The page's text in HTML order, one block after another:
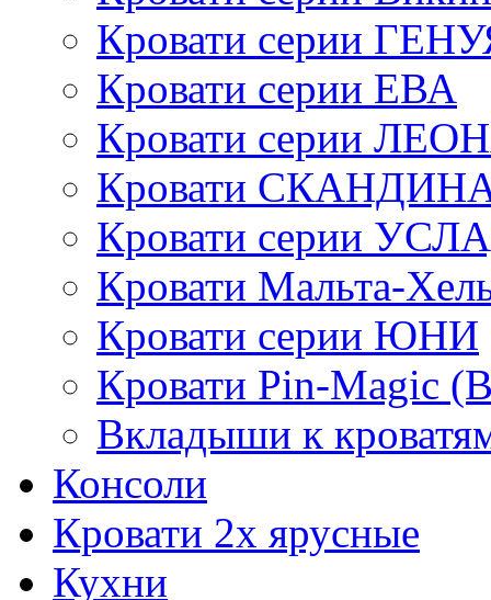
Кровати серии
Кровати серии ЕВА
Кровати серии
Кровати
Кровати серии
Кровати Мальта-
Кровати серии ЮНИ
Кровати Pin-Magic
Вкладыши к
Консоли
Кровати 2х ярусные
Кухни